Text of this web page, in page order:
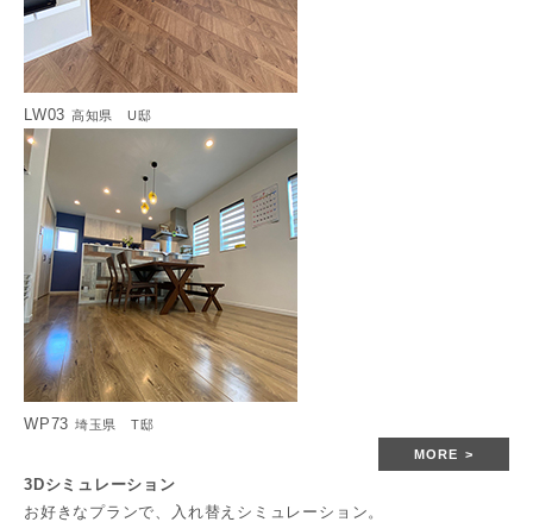
LW03 高知県 U邸
WP73 埼玉県 T邸
MORE
3Dシミュレーション
お好きなプランで、入れ替えシミュレーション。